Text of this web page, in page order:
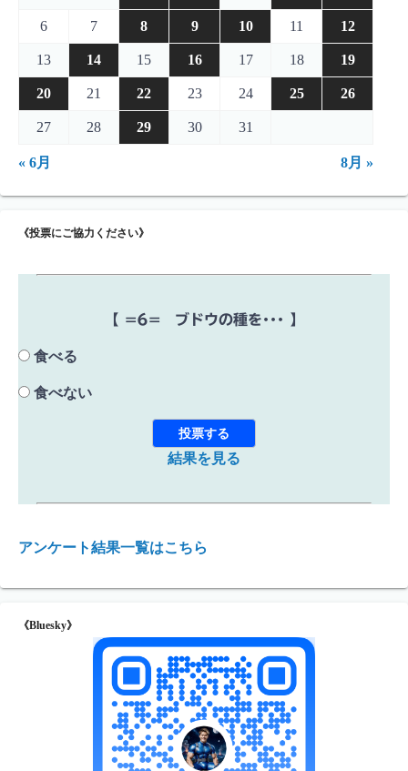
6 7 8 9 10 11 12
13 14 15 16 17 18 19
20 21 22 23 24 25 26
27 28 29 30 31
« 6月 8月 »
《投票にご協力ください》
【 =6= ブドウの種を･･･ 】
食べる
食べない
結果を見る
アンケート結果一覧はこちら
《Bluesky》